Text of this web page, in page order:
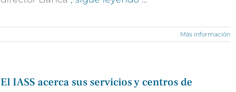
Más información
El IASS acerca sus servicios y centros de